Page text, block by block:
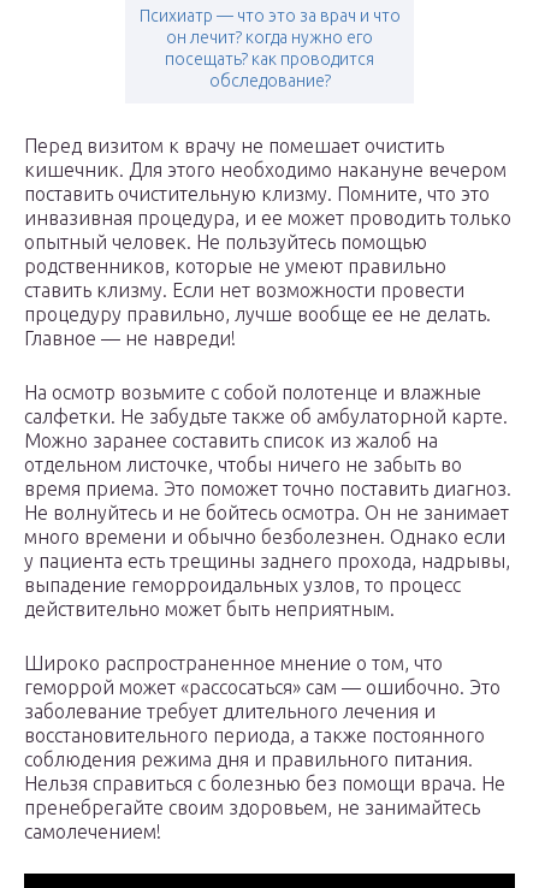
Психиатр — что это за врач и что
он лечит? когда нужно его
посещать? как проводится
обследование?
Перед визитом к врачу не помешает очистить
кишечник. Для этого необходимо накануне вечером
поставить очистительную клизму. Помните, что это
инвазивная процедура, и ее может проводить только
опытный человек. Не пользуйтесь помощью
родственников, которые не умеют правильно
ставить клизму. Если нет возможности провести
процедуру правильно, лучше вообще ее не делать.
Главное — не навреди!
На осмотр возьмите с собой полотенце и влажные
салфетки. Не забудьте также об амбулаторной карте.
Можно заранее составить список из жалоб на
отдельном листочке, чтобы ничего не забыть во
время приема. Это поможет точно поставить диагноз.
Не волнуйтесь и не бойтесь осмотра. Он не занимает
много времени и обычно безболезнен. Однако если
у пациента есть трещины заднего прохода, надрывы,
выпадение геморроидальных узлов, то процесс
действительно может быть неприятным.
Широко распространенное мнение о том, что
геморрой может «рассосаться» сам — ошибочно. Это
заболевание требует длительного лечения и
восстановительного периода, а также постоянного
соблюдения режима дня и правильного питания.
Нельзя справиться с болезнью без помощи врача. Не
пренебрегайте своим здоровьем, не занимайтесь
самолечением!